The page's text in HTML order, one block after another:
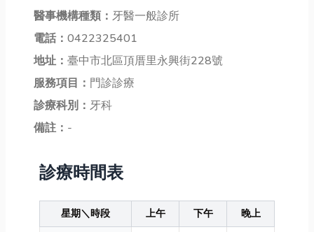
醫事機構種類： 牙醫一般診所
電話： 0422325401
地址： 臺中市北區頂厝里永興街228號
服務項目： 門診診療
診療科別： 牙科
備註： -
診療時間表
星期＼時段 上午 下午
晚上